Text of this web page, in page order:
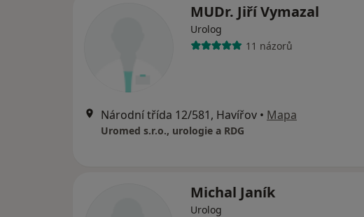
MUDr. Jiří Vymazal
Urolog
11 názorů
Národní třída 12/581, Havířov • Mapa
Uromed s.r.o., urologie a RDG
Michal Janík
Urolog